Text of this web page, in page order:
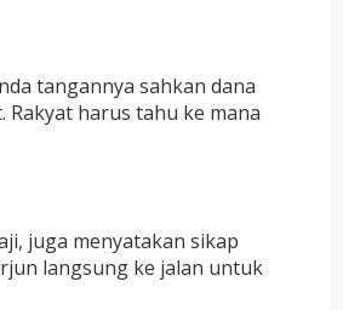
tangannya sahkan dana
harus tahu ke mana
juga menyatakan sikap
langsung ke jalan untuk